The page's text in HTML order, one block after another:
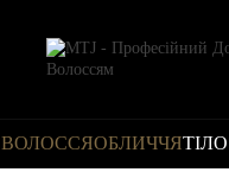
ВОЛОССЯОБЛИЧЧЯТІЛО